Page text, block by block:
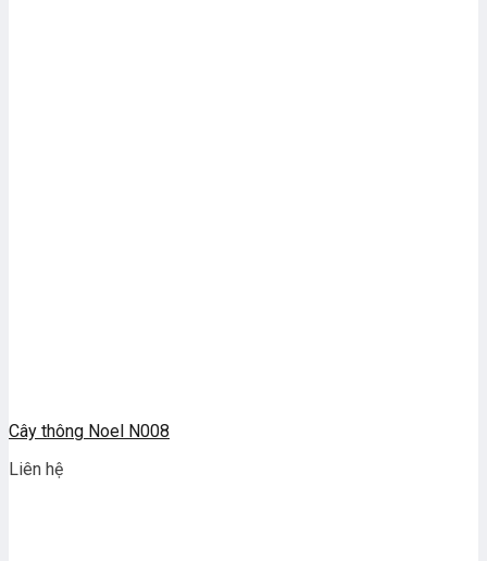
Cây thông Noel N008
Liên hệ